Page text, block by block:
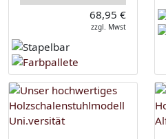
68,95 €
zzgl. Mwst